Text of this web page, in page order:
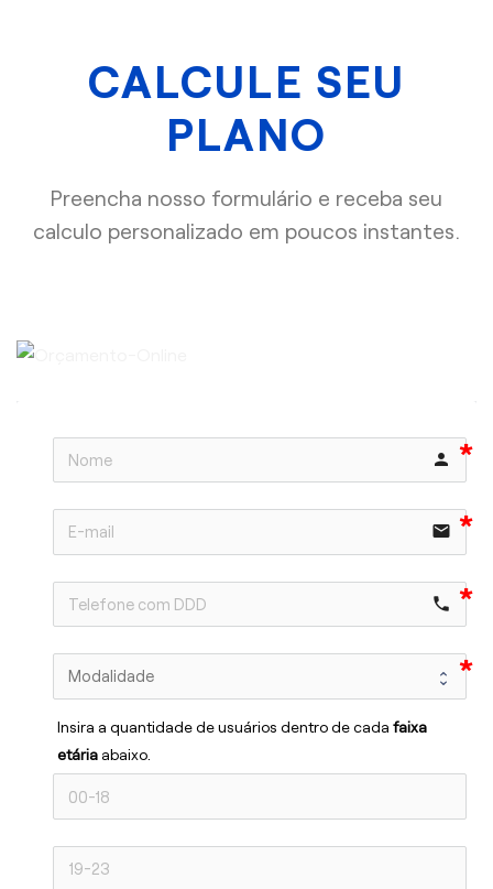
CALCULE SEU
PLANO
Preencha nosso formulário e receba seu
calculo personalizado em poucos instantes.
person
email
phone
Insira a quantidade de usuários dentro de cada faixa
etária abaixo.